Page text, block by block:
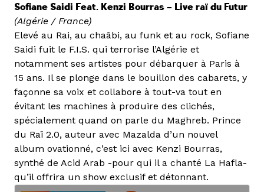
Sofiane Saidi Feat. Kenzi Bourras – Live raï du Futur
(Algérie / France)
Elevé au Rai, au chaâbi, au funk et au rock, Sofiane
Saidi fuit le F.I.S. qui terrorise l’Algérie et
notamment ses artistes pour débarquer à Paris à
15 ans. Il se plonge dans le bouillon des cabarets, y
façonne sa voix et collabore à tout-va tout en
évitant les machines à produire des clichés,
spécialement quand on parle du Maghreb. Prince
du Raï 2.0, auteur avec Mazalda d’un nouvel
album ovationné, c’est ici avec Kenzi Bourras,
synthé de Acid Arab -pour qui il a chanté La Hafla-
qu’il offrira un show exclusif et détonnant.